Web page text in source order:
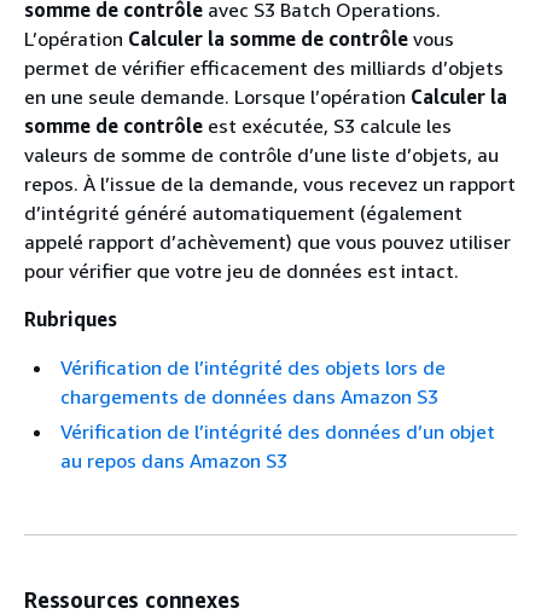
somme de contrôle avec S3 Batch Operations.
L’opération Calculer la somme de contrôle vous
permet de vérifier efficacement des milliards d’objets
en une seule demande. Lorsque l’opération Calculer la
somme de contrôle est exécutée, S3 calcule les
valeurs de somme de contrôle d’une liste d’objets, au
repos. À l’issue de la demande, vous recevez un rapport
d’intégrité généré automatiquement (également
appelé rapport d’achèvement) que vous pouvez utiliser
pour vérifier que votre jeu de données est intact.
Rubriques
Vérification de l’intégrité des objets lors de
chargements de données dans Amazon S3
Vérification de l’intégrité des données d’un objet
au repos dans Amazon S3
Ressources connexes